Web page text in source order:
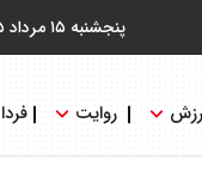
پنجشنبه ۱۵ مرداد ۱۴۰۵
روایت فردا